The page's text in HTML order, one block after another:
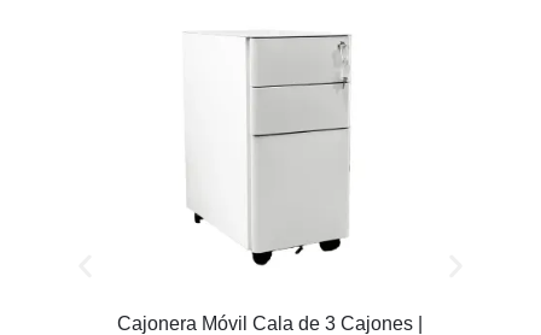
Cajonera Móvil Cala de 3 Cajones |